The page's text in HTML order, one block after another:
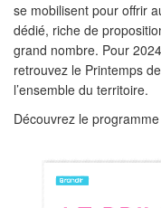
se mobilisent pour offrir
dédié, riche de
grand nombre. Pour
retrouvez le Printemps
l’ensemble du territoire.
Découvrez le